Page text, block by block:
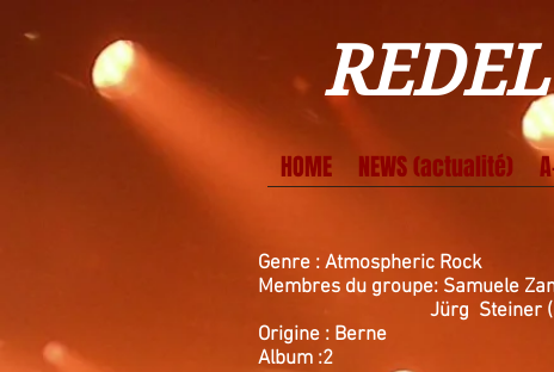
REDEL
Genre : Atmospheric Rock
Membres du groupe: Samuele
Jürg Steiner (Bass) /
Origine : Berne
Album :2
HOME NEWS (actualité)